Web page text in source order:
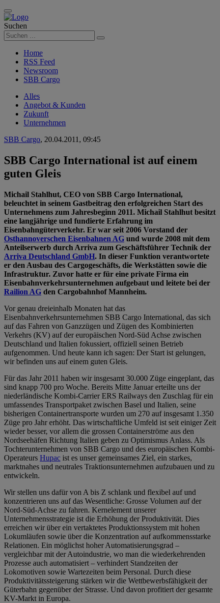
Suchen
Suchen
Home
RSS Feed
Newsroom
SBB Cargo
Alles
Angebot & Kunden
Zukunft
Unternehmen
SBB Cargo, 20.04.2011, 09:45
SBB Cargo International ist auf einem
guten Gleis
Michail Stahlhut, CEO von SBB Cargo International,
beleuchtet in seinem Gastbeitrag den erfolgreichen Start des
Unternehmens zum Jahresbeginn 2011. Michail Stahlhut besitzt
eine langjährige und fundierte Erfahrung im
Eisenbahngüterverkehr. Er war seit 2006 Vorstand der
Osthannoverschen Eisenbahnen AG und wurde 2008 mit dem
Anteilserwerb durch Arriva zum Geschäftsführer Technik der
Arriva Deutschland GmbH. In dieser Funktion verantwortete
er den Ausbau des Cargogeschäfts, die Werkstätten sowie die
Infrastruktur. Zuvor hatte er für eine private Firma ein
Eisenbahnverkehrsunternehmen aufgebaut und leitete bei der
Railion AG den Cargobahnhof Mannheim.
Vor genau dreieinhalb Monaten hat das
Eisenbahnverkehrsunternehmen SBB Cargo International, das sich
auf das Fahren von Ganzzügen und Zügen des Kombinierten
Verkehrs (KV) auf der europäischen Nord-Süd Achse zwischen
Deutschland und Italien fokussiert, offiziell seinen Betrieb
aufgenommen. Und heute kann ich sagen: Der Start ist gelungen,
wir befinden uns auf einem guten Gleis.
Für das Jahr 2011 haben wir insgesamt 30.000 Züge eingeplant, das
sind knapp 700 pro Woche. Bereits Mitte Januar erteilte uns der
niederländische Kombi-Carrier ERS Railways den Zuschlag für ein
umfassendes Transportpaket zwischen Basel und Italien, seine
bisherigen Containertransporte wurden um 270 auf insgesamt 1.350
Züge pro Jahr erhöht. Das wirtschaftliche Umfeld ist seit einiger Zeit
wieder besser, vor allem die grossen Containerströme aus den
Nordseehäfen Richtung Italien geben zu Optimismus Anlass. Als
Tochterunternehmen von SBB Cargo und des europäischen Kombi-
Operateurs Hupac ist es unser gemeinsames Ziel, ein starkes,
marktnahes und neutrales Traktionsunternehmen aufzubauen und zu
entwickeln.
Wir stellen uns dafür von A bis Z schlank und flexibel auf und
konzentrieren uns auf das Wesentliche: Grosse Volumen auf der
Nord-Süd-Achse zu fahren. Kernelement unserer
Unternehmensstrategie ist die Erhöhung der Produktivität. Dies
erreichen wir über ein vertaktetes Produktionssystem mit hohen
Lokumläufen sowie über die Konzentration auf aufkommensstarke
Relationen. Ein möglichst hoher Automatisierungsgrad –
vergleichbar mit der Autoindustrie, wo man die wiederkehrenden
Prozesse auch automatisiert – verhindert Standzeiten der
Lokomotiven sowie Wartezeiten beim Personal. Durch diese
Produktivitätssteigerung stärken wir die Wettbewerbsfähigkeit der
Güterbahn gegenüber der Strasse. Und davon profitiert der gesamte
KV-Markt in Europa.